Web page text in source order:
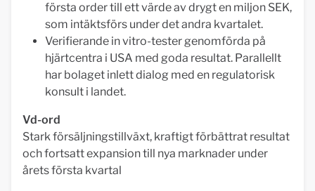
första order till ett värde av drygt en miljon SEK,
som intäktsförs under det andra kvartalet.
Verifierande in vitro-tester genomförda på
hjärtcentra i USA med goda resultat. Parallellt
har bolaget inlett dialog med en regulatorisk
konsult i landet.
Vd-ord
Stark försäljningstillväxt, kraftigt förbättrat resultat
och fortsatt expansion till nya marknader under
årets första kvartal